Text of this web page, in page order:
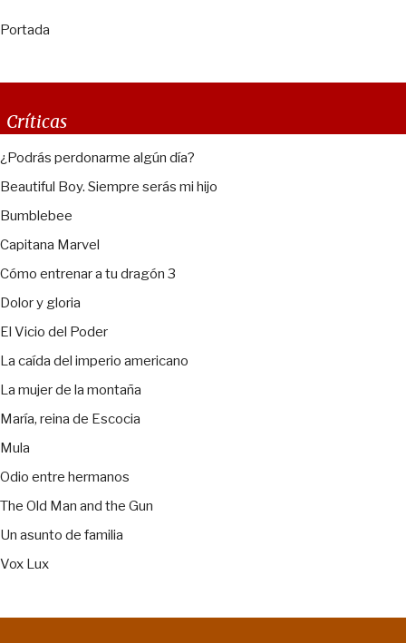
Portada
Críticas
¿Podrás perdonarme algún día?
Beautiful Boy. Siempre serás mi hijo
Bumblebee
Capitana Marvel
Cómo entrenar a tu dragón 3
Dolor y gloria
El Vicio del Poder
La caída del imperio americano
La mujer de la montaña
María, reina de Escocia
Mula
Odio entre hermanos
The Old Man and the Gun
Un asunto de familia
Vox Lux